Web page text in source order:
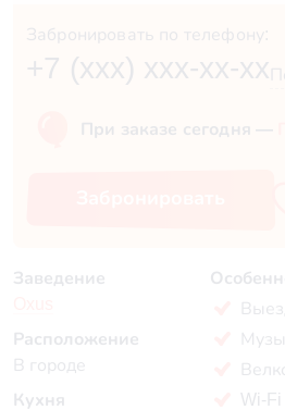
Забронировать по телефону:
+7 (xxx) xxx-xx-xx
При заказе сегодня —
Заведение
Расположение
В городе
Кухня
Wi-Fi